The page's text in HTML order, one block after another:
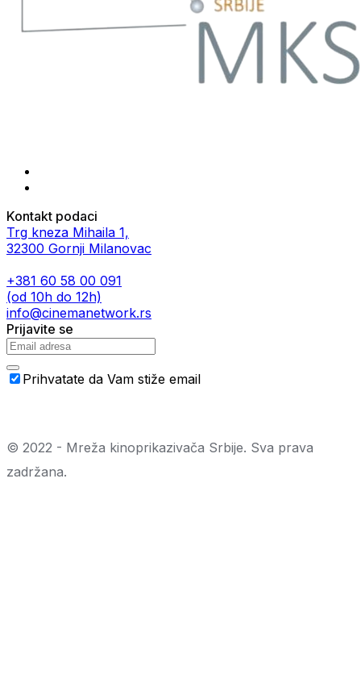
Kontakt podaci
Trg kneza Mihaila 1,
32300 Gornji Milanovac
+381 60 58 00 091
(od 10h do 12h)
info@cinemanetwork.rs
Prijavite se
Prihvatate da Vam stiže email
© 2022 - Mreža kinoprikazivača Srbije. Sva prava
zadržana.